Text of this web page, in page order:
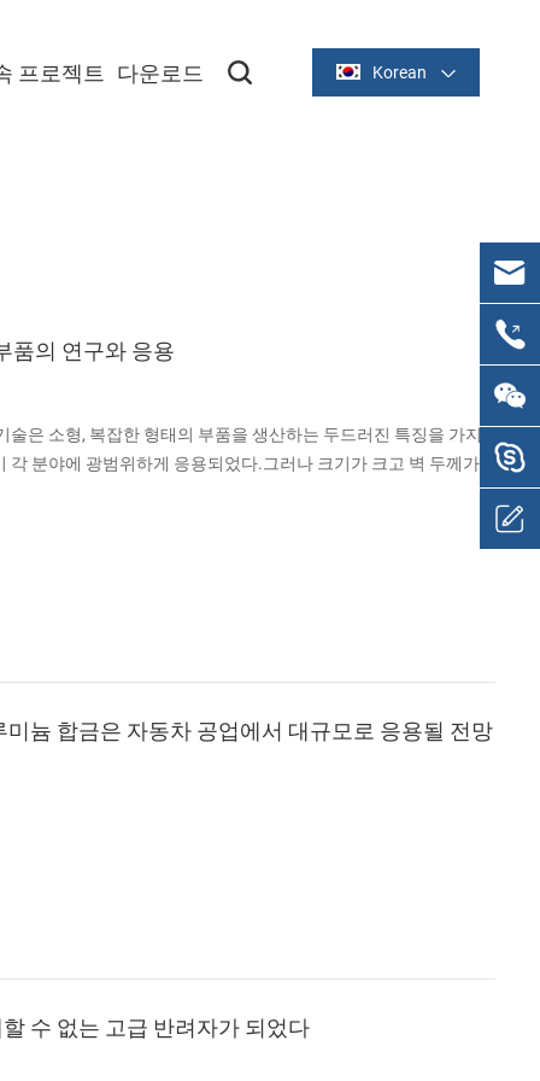
Korean
프로젝트 다운로드
품의 연구와 응용
술은 소형, 복잡한 형태의 부품을 생산하는 두드러진 특징을 가지
각 분야에 광범위하게 응용되었다.그러나 크기가 크고 벽 두께가
제로 아직 널리 응용되지 않고 있다.그러나 일부 제품에서는 MIM
소결 기술을 강화하여 제품의 기계적 성능을 향상시킬 수 있습니
늄 합금은 자동차 공업에서 대규모로 응용될 전망
수 없는 고급 반려자가 되었다